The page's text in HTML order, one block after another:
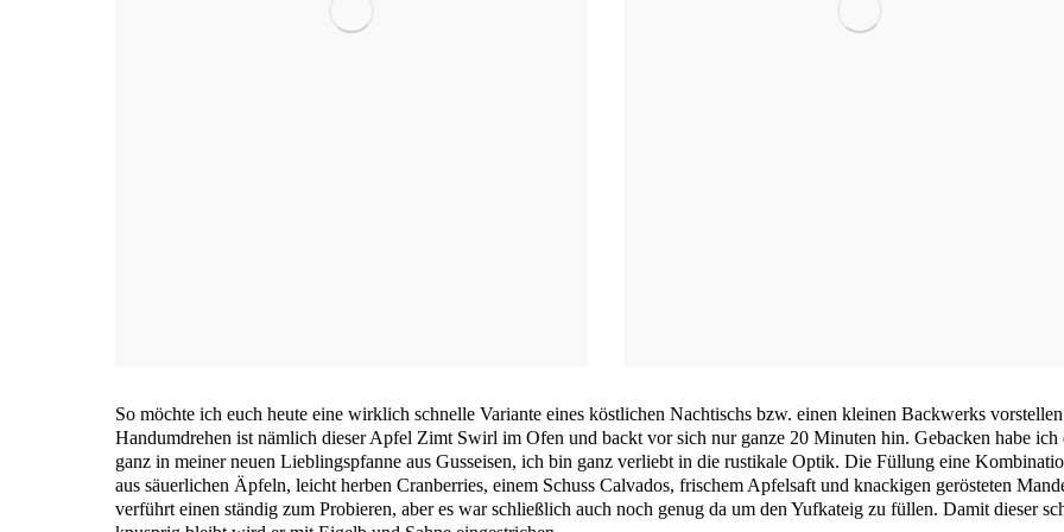
So möch­te ich euch heu­te eine wirk­lich schnel­le Vari­an­te eines köst­li­chen Nach­tischs bzw. einen klei­nen Back­werks
Hand­um­dre­hen ist näm­lich die­ser Apfel Zimt Swirl im Ofen und backt vor sich nur gan­ze 20 Minu­ten hin. Geba­cken habe ich
ganz in mei­ner neu­en Lieb­lings­pfan­ne aus Guss­ei­sen, ich bin ganz ver­liebt in die rus­ti­ka­le Optik. Die Fül­lung eine
aus säu­er­li­chen Äpfeln, leicht her­ben Cran­ber­ries, einem Schuss Cal­va­dos, fri­schem Apfel­saft und kna­cki­gen gerös­te­ten
ver­führt einen stän­dig zum Pro­bie­ren, aber es war schließ­lich auch noch genug da um den Yuf­ka­teig zu fül­len. Damit die­ser